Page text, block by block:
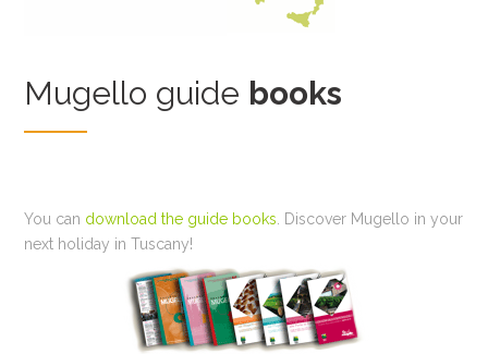
Mugello guide books
You can download the guide books . Discover Mugello in your
next holiday in Tuscany!